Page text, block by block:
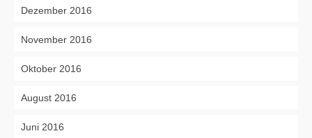
Dezember 2016
November 2016
Oktober 2016
August 2016
Juni 2016